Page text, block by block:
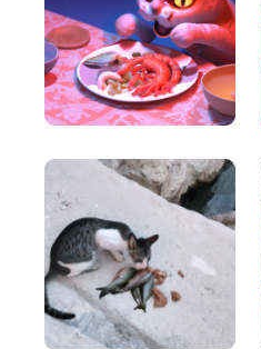
Talking Points
Write short, simple and
subheadings of your article
Paragraph Writer
Perfectly structured
read and packed with